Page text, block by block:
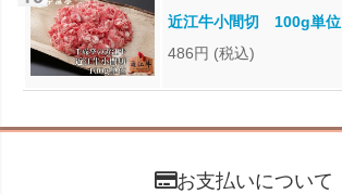
近江牛小間切 100g単位
486円 (税込)
お支払いについて